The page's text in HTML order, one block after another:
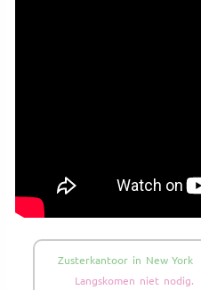
Zusterkantoor in New York
Langskomen niet nodig.